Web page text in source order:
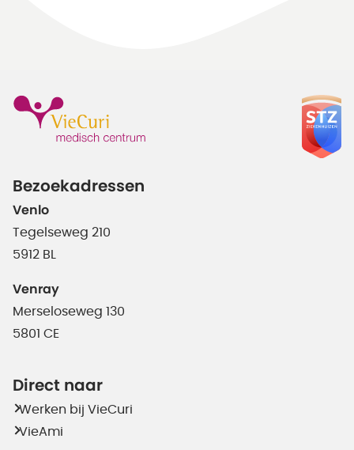
Bezoekadressen
Venlo
Tegelseweg 210
5912 BL
Venray
Merseloseweg 130
5801 CE
Direct naar
Werken bij VieCuri
VieAmi